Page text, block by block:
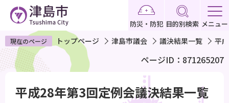
ペ
ー
ジ
防災・防犯 目的別検索 メニュー
現在のページ トップページ 津島市議会 議決結果一覧 平
ページID：871265207
平成28年第3回定例会議決結果一覧